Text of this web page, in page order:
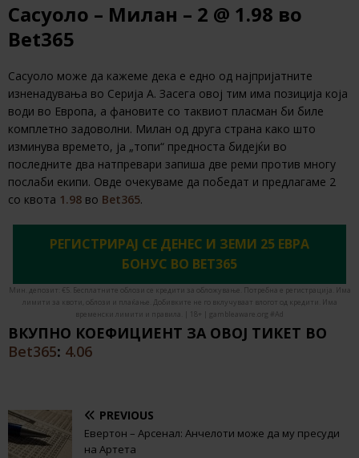
Сасуоло – Милан – 2 @ 1.98 во
Bet365
Сасуоло може да кажеме дека е едно од најпријатните
изненадувања во Серија А. Засега овој тим има позиција која
води во Европа, а фановите со таквиот пласман би биле
комплетно задоволни. Милан од друга страна како што
изминува времето, ја „топи“ предноста бидејќи во
последните два натпревари запиша две реми против многу
послаби екипи. Овде очекуваме да победат и предлагаме 2
со квота 1.98 во Bet365.
РЕГИСТРИРАЈ СЕ ДЕНЕС И ЗЕМИ 25 ЕВРА
БОНУС ВО BET365
Мин. депозит: €5. Бесплатните облози се кредити за обложување. Потребна е регистрација. Има
лимити за квоти, облози и плаќање. Добивките не го вклучуваат влогот од кредити. Има
временски лимити и правила. | 18+ | gambleaware.org #Ad
ВКУПНО КОЕФИЦИЕНТ ЗА ОВОЈ ТИКЕТ ВО
Bet365: 4.06
PREVIOUS
Евертон – Арсенал: Анчелоти може да му пресуди
на Артета